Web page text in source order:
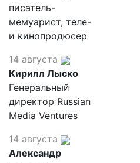
писатель-
мемуарист, теле-
и кинопродюсер
14 августа
Кирилл Лыско
Генеральный
директор Russian
Media Ventures
14 августа
Александр